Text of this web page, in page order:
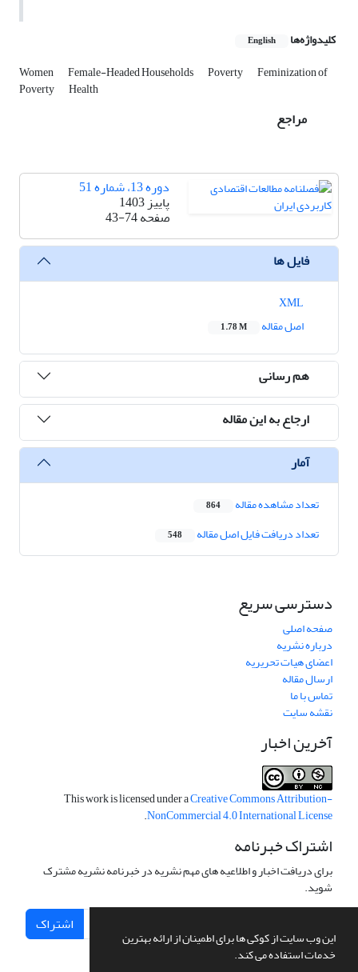
این وب سایت از کوکی ها برای اطمینان از ارائه بهترین
خدمات استفاده می کند.
کلیدواژه‌ها English
Women Female-Headed Households Poverty Feminization of
Poverty Health
مراجع
دوره 13، شماره 51
پاییز 1403
صفحه43-74
فایل ها
اصل مقاله
1.78 M
هم رسانی
ارجاع به این مقاله
آمار
تعداد مشاهده مقاله 864
تعداد دریافت فایل اصل مقاله 548
دسترسی سریع
صفحه اصلی
درباره نشریه
اعضای هیات تحریریه
ارسال مقاله
تماس با ما
نقشه سایت
آخرین اخبار
This work is licensed under aCreative Commons Attribution-
NonCommercial 4.0 International License
.
اشتراک خبرنامه
برای دریافت اخبار و اطلاعیه های مهم نشریه در خبرنامه نشریه مشترک
شوید.
اشتراک